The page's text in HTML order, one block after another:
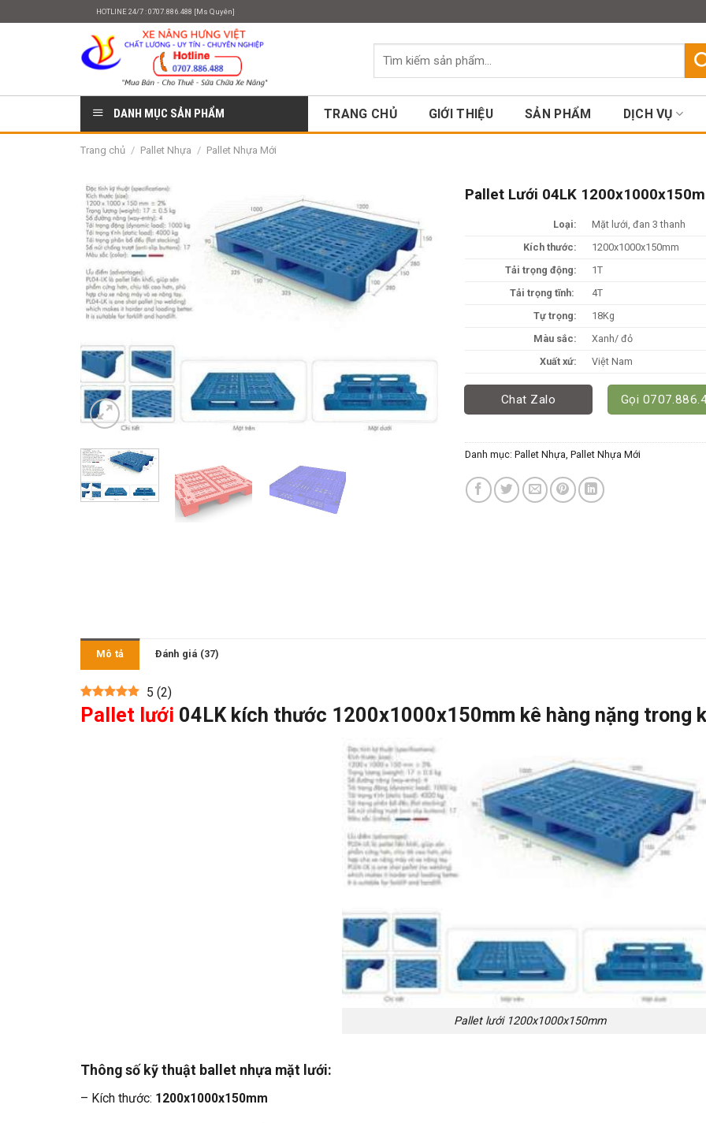
HOTLINE 24/7 : 0707.886.488 [Ms Quyên]
Tìm
DANH MỤC SẢN PHẨM TRANG CHỦ GIỚI THIỆU SẢN PHẨM DỊCH VỤ
Trang chủ / Pallet Nhựa / Pallet Nhựa Mới
Pallet Lưới 04LK
Loại:
Mặt lưới, đan 3 thanh
Kích thước:
1200x1000x150mm
Tải trọng động:
1T
Tải trọng tĩnh:
4T
Tự trọng:
18Kg
Màu sắc:
Xanh/ đỏ
Xuất xứ:
Việt Nam
Chat Zalo Gọi
Danh mục: Pallet Nhựa, Pallet Nhựa Mới
Mô tả Đánh giá (37)
5 (2)
Pallet lưới 04LK kích thước 1200x1000x150mm kê hàng nặng trong
Pallet lưới 1200x1000x150mm
Thông số kỹ thuật ballet nhựa mặt lưới:
– Kích thước: 1200x1000x150mm